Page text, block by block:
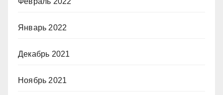
Январь 2022
Декабрь 2021
Ноябрь 2021